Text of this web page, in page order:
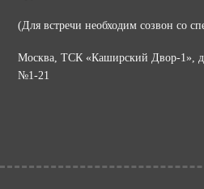
(Для встречи необходим созвон со
Москва, ТСК «Каширский Двор-1»,
№1-21